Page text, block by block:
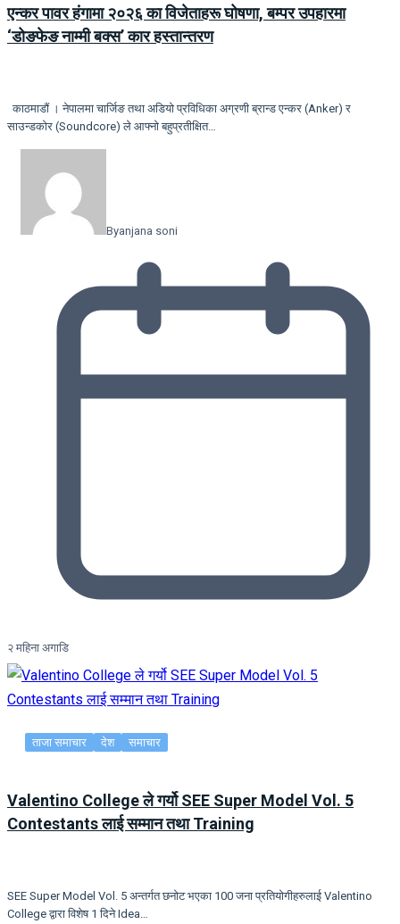
एन्कर पावर हंगामा २०२६ का विजेताहरू घोषणा, बम्पर उपहारमा
‘डोङफेङ नाम्मी बक्स’ कार हस्तान्तरण
काठमाडौं । नेपालमा चार्जिङ तथा अडियो प्रविधिका अग्रणी ब्रान्ड एन्कर (Anker) र
साउन्डकोर (Soundcore) ले आफ्नो बहुप्रतीक्षित…
Byanjana soni
२ महिना अगाडि
ताजा समाचार देश समाचार
Valentino College ले गर्यो SEE Super Model Vol. 5
Contestants लाई सम्मान तथा Training
SEE Super Model Vol. 5 अन्तर्गत छनोट भएका 100 जना प्रतियोगीहरुलाई Valentino
College द्वारा विशेष 1 दिने Idea…